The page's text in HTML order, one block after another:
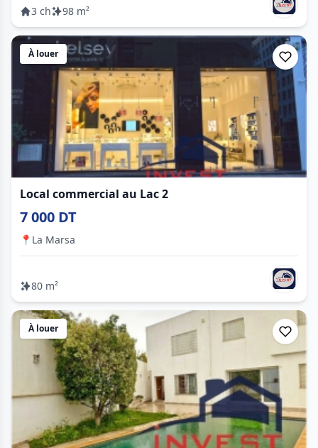
3 ch 98 m²
À louer
Local commercial au Lac 2
7 000 DT
📍 La Marsa
80 m²
À louer